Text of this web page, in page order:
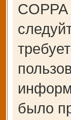
было